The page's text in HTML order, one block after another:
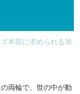
本部に求められる加
両輪で、世の中が動